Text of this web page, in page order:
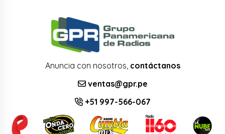
Anuncia con nosotros, contáctanos
ventas@gpr.pe
+51 997-566-067